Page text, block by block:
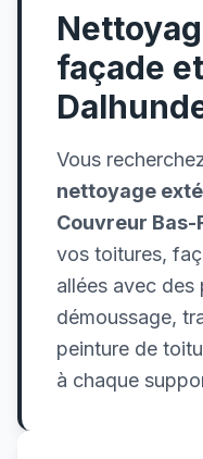
façade
Vous
nettoyage
Couvreur Bas-
vos toitures,
allées avec des
démoussage,
peinture de
à chaque